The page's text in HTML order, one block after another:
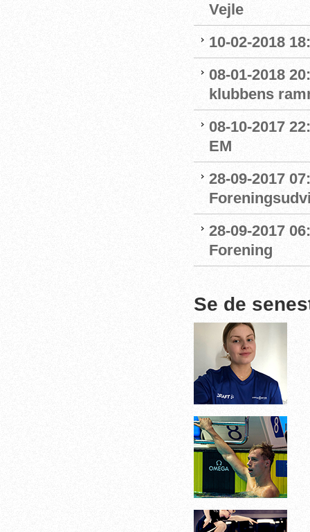
Vejle
10-02-2018
08-01-2018
klubbens
08-10-2017
EM
28-09-2017
28-09-2017
Forening
Se de